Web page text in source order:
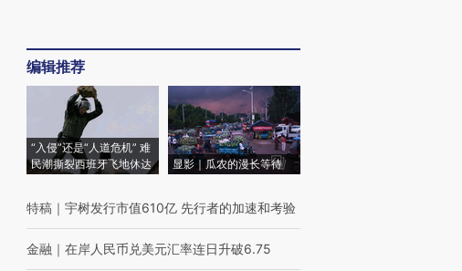
编辑推荐
“入侵”还是“人道危机” 难
民潮撕裂西班牙飞地休达
显影｜瓜农的漫长等待
特稿 ｜ 宇树发行市值610亿 先行者的加速和考验
金融 ｜ 在岸人民币兑美元汇率连日升破6.75